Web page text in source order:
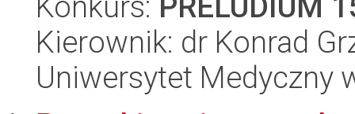
Kierownik: dr Konrad
Uniwersytet Medyczny